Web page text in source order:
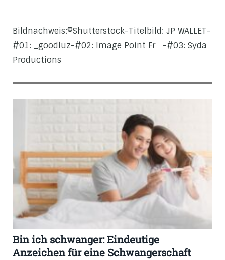
Bildnachweis:©Shutterstock-Titelbild: JP WALLET-
#01: _goodluz-#02: Image Point Fr -#03: Syda
Productions
Bin ich schwanger: Eindeutige
Anzeichen für eine Schwangerschaft